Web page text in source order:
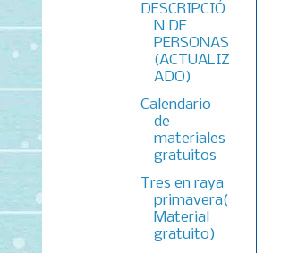
DESCRIPCIÓ
N DE
PERSONAS
(ACTUALIZ
ADO)
Calendario
de
materiales
gratuitos
Tres en raya
primavera(
Material
gratuito)